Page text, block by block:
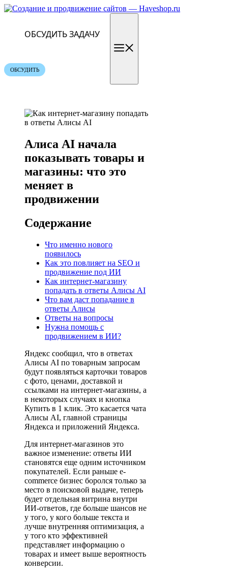
Перейти
ОБСУДИТЬ ЗАДАЧУ
ОБСУДИТЬ
Алиса AI начала
показывать товары и
магазины: что это
меняет в
продвижении
Содержание
Что именно нового
появилось
Как это повлияет на SEO и
продвижение под ИИ
Как интернет-магазину
попадать в ответы Алисы AI
Что вам даст попадание в
ответы Алисы
Ответы на вопросы
Нужна помощь с
продвижением в ИИ?
Яндекс сообщил, что в ответах
Алисы AI по товарным запросам
будут появляться карточки товаров
с фото, ценами, доставкой и
ссылками на интернет-магазины, а
в некоторых случаях и кнопка
Купить в 1 клик. Это касается чата
Алисы AI, главной страницы
Яндекса и приложений Яндекса.
Для интернет-магазинов это
важное изменение: ответы ИИ
становятся еще одним источником
покупателей. Если раньше e-
commerce бизнес боролся только за
место в поисковой выдаче, теперь
будет отдельная витрина внутри
ИИ-ответов, где больше шансов не
у того, у кого больше текста и
лучше внутренняя оптимизация, а
у того кто эффективней
представляет информацию о
товарах и имеет выше вероятность
конверсии.